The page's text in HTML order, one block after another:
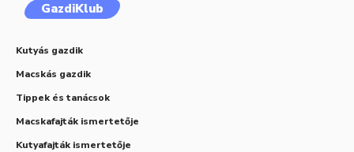
GazdiKlub
Kutyás gazdik
Macskás gazdik
Tippek és tanácsok
Macskafajták ismertetője
Kutyafajták ismertetője